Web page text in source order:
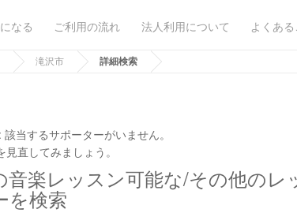
なる ご利用の流れ 法人利用について よくあ
滝沢市 詳細検索
該当するサポーターがいません。
見直してみましょう。
音楽レッスン可能な/その他の
を検索